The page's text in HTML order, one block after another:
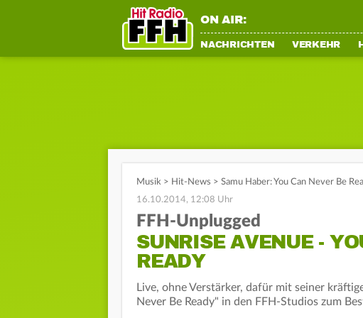
ON AIR:
NACHRICHTEN VERKEHR
Musik > Hit-News > Samu Haber: You Can Never Be
16.10.2014, 12:08 Uhr
FFH-Unplugged
SUNRISE AVENUE -
READY
Live, ohne Verstärker, dafür mit seiner
Never Be Ready" in den FFH-Studios zum